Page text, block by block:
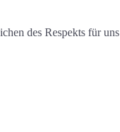
des Respekts für uns